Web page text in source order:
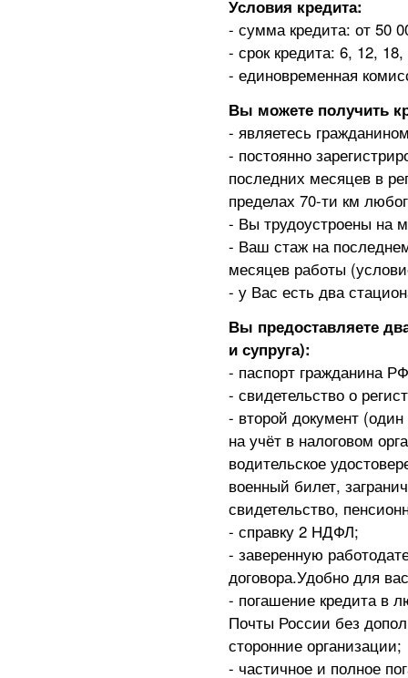
Условия кредита:
- сумма кредита: от 50
- срок кредита: 6, 12,
- единовременная
Вы можете получить
- являетесь
- постоянно
последних месяцев в
пределах 70-ти км
- Вы трудоустроены на
- Ваш стаж на
месяцев работы
- у Вас есть два
Вы предоставляете
и супруга):
- паспорт гражданина
- свидетельство о
- второй документ (один
на учёт в налоговом
водительское
военный билет,
свидетельство,
- справку 2 НДФЛ;
- заверенную
договора.Удобно для
- погашение кредита в
Почты России без
сторонние организации;
- частичное и полное